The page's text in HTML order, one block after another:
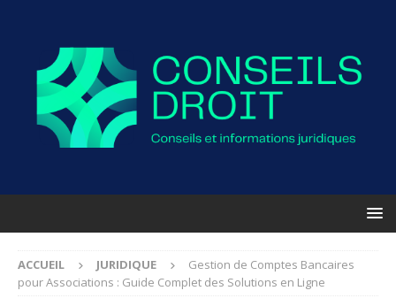
ACCUEIL JURIDIQUE
Gestion de Comptes Bancaires
pour Associations : Guide Complet des Solutions en Ligne